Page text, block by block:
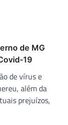
de MG
19
de vírus e
além da
prejuízos,